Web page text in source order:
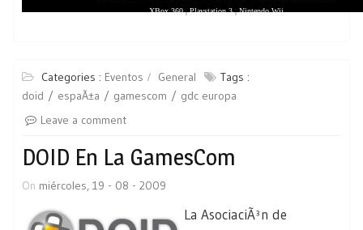
XBox 360|Playstation 3|Nintendo Wii
Categories : Eventos General
Tags :
doid
espaÃ±a gamescom
gdc europa
Leave a comment
DOID En La GamesCom
On miércoles, 19 - 08 - 2009
La AsociaciÃ³n de